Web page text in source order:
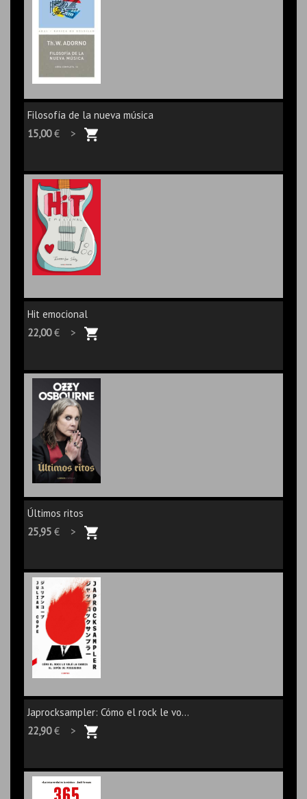
Filosofía de la nueva música
15,00€ >
Hit emocional
22,00€ >
Últimos ritos
25,95 € >
Japrocksampler: Cómo el rock le vo...
22,90€ >